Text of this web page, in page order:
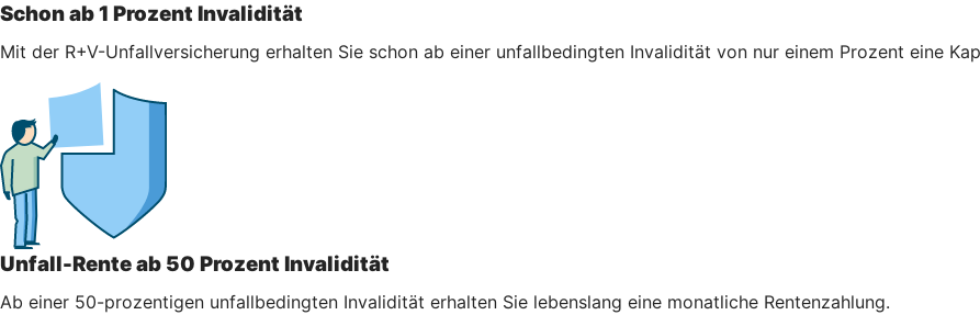
Schon ab 1 Prozent Invalidität
Mit der R+V-Unfallversicherung erhalten Sie schon ab einer unfallbedingten Invalidität von nur einem Prozent eine
Unfall-Rente ab 50 Prozent Invalidität
Ab einer 50-prozentigen unfallbedingten Invalidität erhalten Sie lebenslang eine monatliche Rentenzahlung.